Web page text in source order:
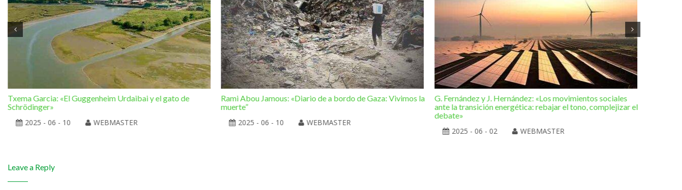
Txema Garcia: «El Guggenheim Urdaibai y el gato de
Schrödinger»
2025 - 06 - 10
WEBMASTER
Rami Abou Jamous: «Diario de a bordo de Gaza: Vivimos la
muerte”
2025 - 06 - 10
WEBMASTER
G. Fernández y J. Hernández: «Los movimientos sociales
ante la transición energética: rebajar el tono, complejizar el
debate»
2025 - 06 - 02
WEBMASTER
Leave a Reply